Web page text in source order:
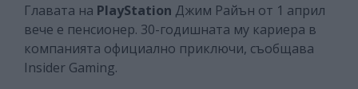
Главата на PlayStation Джим Райън от 1 април
вече е пенсионер. 30-годишната му кариера в
компанията официално приключи, съобщава
Insider Gaming.